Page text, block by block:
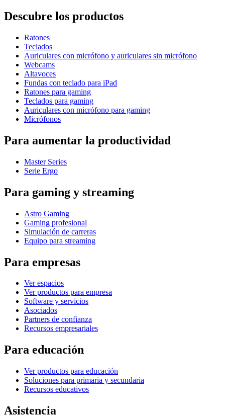
Descubre los productos
Ratones
Teclados
Auriculares con micrófono y auriculares sin micrófono
Webcams
Altavoces
Fundas con teclado para iPad
Ratones para gaming
Teclados para gaming
Auriculares con micrófono para gaming
Micrófonos
Para aumentar la productividad
Master Series
Serie Ergo
Para gaming y streaming
Astro Gaming
Gaming profesional
Simulación de carreras
Equipo para streaming
Para empresas
Ver espacios
Ver productos para empresa
Software y servicios
Asociados
Partners de confianza
Recursos empresariales
Para educación
Ver productos para educación
Soluciones para primaria y secundaria
Recursos educativos
Asistencia